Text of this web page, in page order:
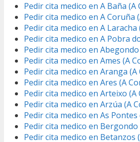
Pedir cita medico en A Baña (A
Pedir cita medico en A Coruña
Pedir cita medico en A Laracha
Pedir cita medico en A Pobra
Pedir cita medico en
Pedir cita medico en Ames (A
Pedir cita medico en Aranga (A
Pedir cita medico en Ares (A
Pedir cita medico en Arteixo (A
Pedir cita medico en Arzúa (A
Pedir cita medico en As
Pedir cita medico en Bergondo
Pedir cita medico en Betanzos